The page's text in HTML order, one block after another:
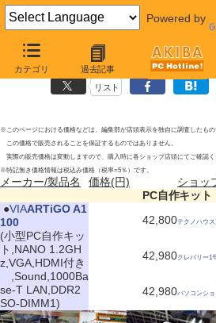
Powered by
カテゴリ 過去記事
PC自作キットの新製品 2010年5月1
リスト
※このページにおける価格などは、編集部が店頭表示を独自に調査したもの
この価格で販売されることを保証するものではありません。
実際の販売価格は変動しますので、購入時に各ショップ店頭にてご確認く
※特記無き価格情報は税込み価格（税率=5％）です。
メーカー/製品名 価格(円) ショッ
PC自作キット
●VIAARTiGO A1
100
(小型PC自作キッ
ト,NANO 1.2GH
z,VGA,HDMI付き
,Sound,1000Ba
se-T LAN,DDR2
SO-DIMM1)
42,800テクノハウ
42,980クレバリー1
42,980パソコンシ